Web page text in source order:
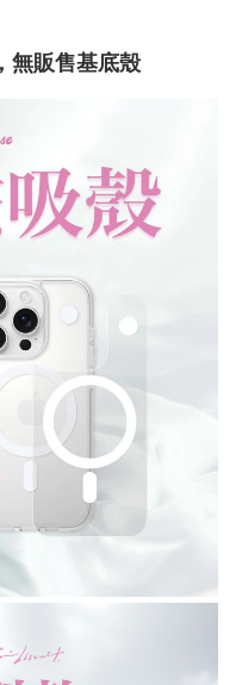
無販售基底殼